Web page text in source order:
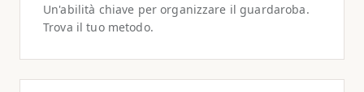
Un'abilità chiave per organizzare il guardaroba.
Trova il tuo metodo.